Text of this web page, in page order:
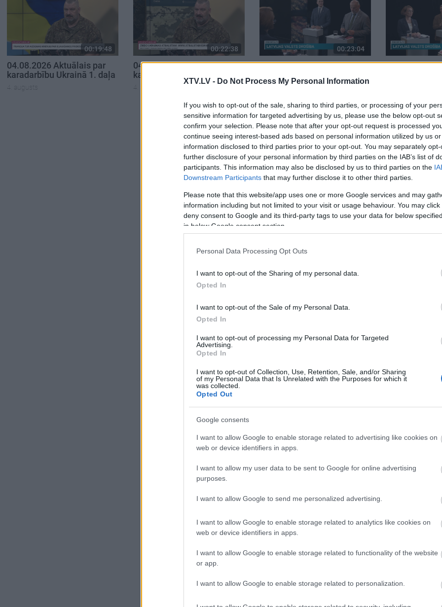
XTV.LV - Do Not Process My Personal Information
If you wish to opt-out of the sale, sharing to third parties, or processing of your
sensitive information for targeted advertising by us, please use the below opt-out
confirm your selection. Please note that after your opt-out request is processed
continue seeing interest-based ads based on personal information utilized by us
information disclosed to third parties prior to your opt-out. You may separately
further disclosure of your personal information by third parties on the IAB’s list of
participants. This information may also be disclosed by us to third parties on the
Downstream Participants that may further disclose it to other third parties.
Please note that this website/app uses one or more Google services and may
information including but not limited to your visit or usage behaviour. You may
deny consent to Google and its third-party tags to use your data for below
in below Google consent section.
Personal Data Processing Opt Outs
I want to opt-out of the Sharing of my personal data.
Opted In
I want to opt-out of the Sale of my Personal Data.
Opted In
I want to opt-out of processing my Personal Data for Targeted
Advertising.
Opted In
I want to opt-out of Collection, Use, Retention, Sale, and/or Sharing
of my Personal Data that Is Unrelated with the Purposes for which it
was collected.
Opted Out
Google consents
I want to allow Google to enable storage related to advertising like cookies on
web or device identifiers in apps.
I want to allow my user data to be sent to Google for online advertising
purposes.
I want to allow Google to send me personalized advertising.
I want to allow Google to enable storage related to analytics like cookies on
web or device identifiers in apps.
I want to allow Google to enable storage related to functionality of the website
or app.
I want to allow Google to enable storage related to personalization.
00:19:48
04.08.2026 Aktuālais par
karadarbību Ukrainā 1. daļa
4. augusts
00:22:38
04.08.2026 Aktuālais par
karadarbību Ukrainā 2. daļa
4. augusts
00:23:04
04.08.2026 Runāsim atklāti
4. augusts
04.08.2026